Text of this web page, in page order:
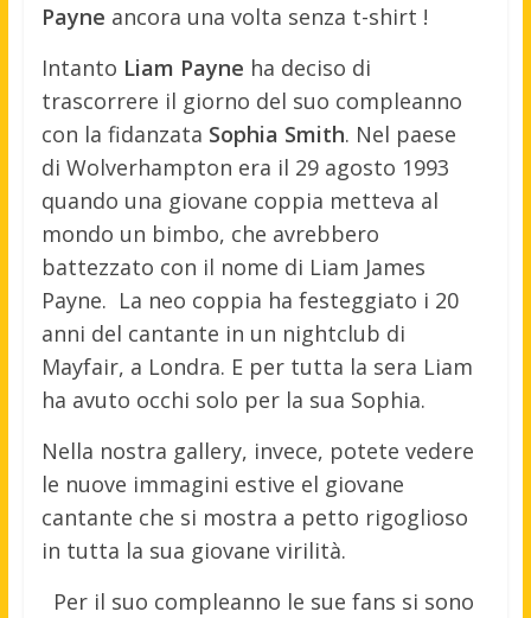
Payne ancora una volta senza t-shirt !
Intanto Liam Payne ha deciso di
trascorrere il giorno del suo compleanno
con la fidanzata Sophia Smith. Nel paese
di Wolverhampton era il 29 agosto 1993
quando una giovane coppia metteva al
mondo un bimbo, che avrebbero
battezzato con il nome di Liam James
Payne. La neo coppia ha festeggiato i 20
anni del cantante in un nightclub di
Mayfair, a Londra. E per tutta la sera Liam
ha avuto occhi solo per la sua Sophia.
Nella nostra gallery, invece, potete vedere
le nuove immagini estive el giovane
cantante che si mostra a petto rigoglioso
in tutta la sua giovane virilità.
Per il suo compleanno le sue fans si sono